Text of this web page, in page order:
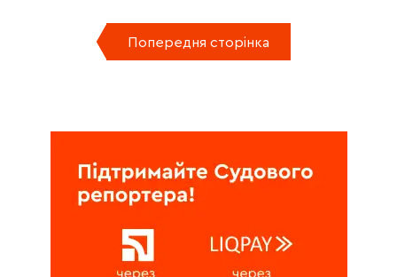
Попередня сторінка